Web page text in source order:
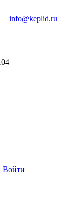
info@keplid.ru
Войти